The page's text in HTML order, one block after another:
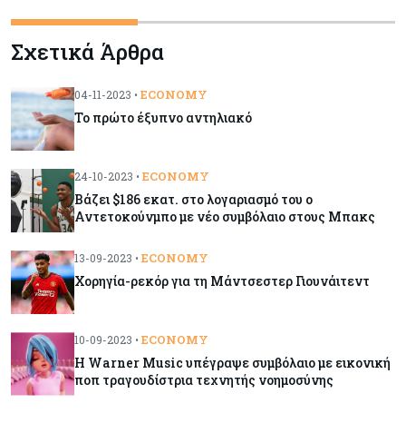
Κόσμος 07-08-2026
ΕΚΤ: Αιφνιδιάστηκε από την πώληση ευρώ από
τις ΗΠΑ
Κύπρος
Κύπρος 07-08-2026
του αεροδρομίου Λάρνακας
Χρυσός: Καλπάζει προς την καλύτερη εβδομάδα
από τον Ιανουάριο – Μια ανάσα από τα $4.300
Σχετικά Άρθρα
04-11-2023 • ECONOMY
Το πρώτο έξυπνο αντηλιακό
24-10-2023 • ECONOMY
Βάζει $186 εκατ. στο λογαριασμό του ο
Αντετοκούνμπο με νέο συμβόλαιο στους Μπακς
13-09-2023 • ECONOMY
Χορηγία-ρεκόρ για τη Μάντσεστερ Γιουνάιτεντ
10-09-2023 • ECONOMY
Η Warner Music υπέγραψε συμβόλαιο με εικονική
ποπ τραγουδίστρια τεχνητής νοημοσύνης